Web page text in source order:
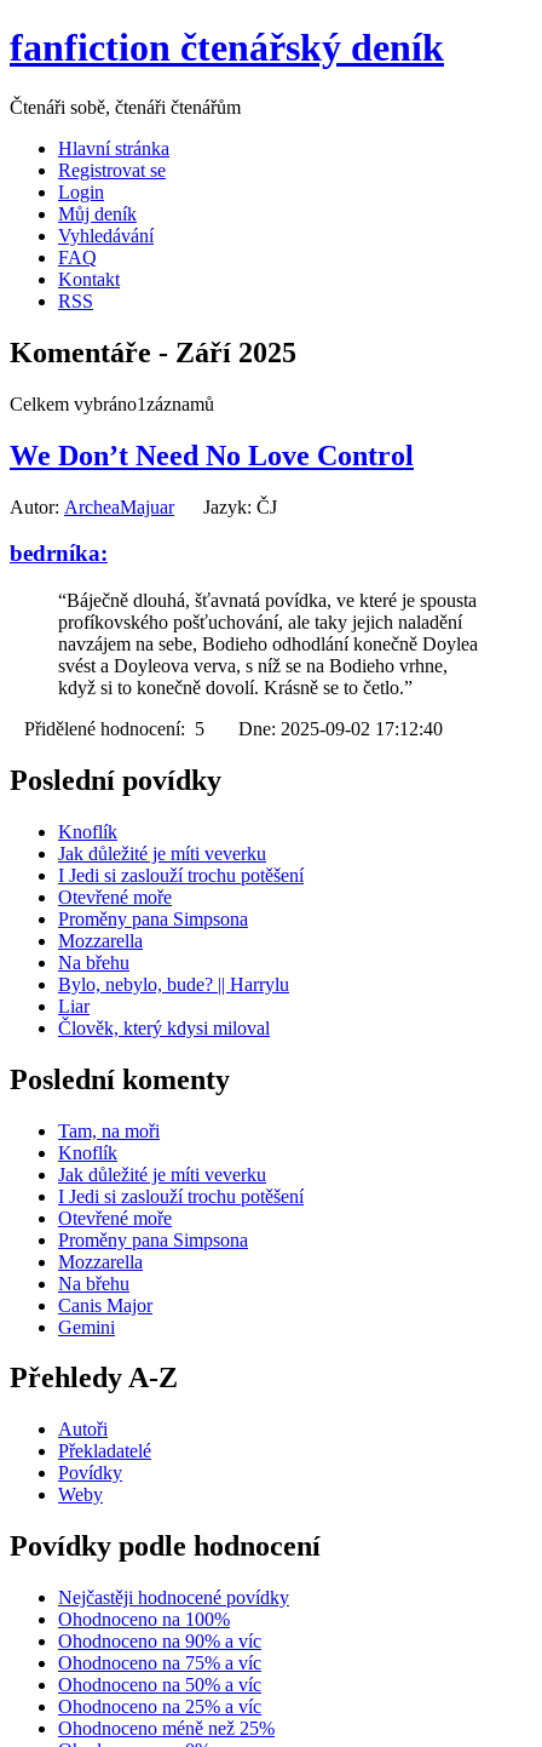
fanfiction čtenářský deník
Čtenáři sobě, čtenáři čtenářům
Hlavní stránka
Registrovat se
Login
Můj deník
Vyhledávání
FAQ
Kontakt
RSS
Komentáře - Září 2025
Celkem vybráno1záznamů
We Don’t Need No Love Control
Autor: ArcheaMajuarJazyk: ČJ
bedrníka:
“Báječně dlouhá, šťavnatá povídka, ve které je spousta
profíkovského pošťuchování, ale taky jejich naladění
navzájem na sebe, Bodieho odhodlání konečně Doylea
svést a Doyleova verva, s níž se na Bodieho vrhne,
když si to konečně dovolí. Krásně se to četlo.”
Přidělené hodnocení: 5 Dne: 2025-09-02 17:12:40
Poslední povídky
Knoflík
Jak důležité je míti veverku
I Jedi si zaslouží trochu potěšení
Otevřené moře
Proměny pana Simpsona
Mozzarella
Na břehu
Bylo, nebylo, bude? || Harrylu
Liar
Člověk, který kdysi miloval
Poslední komenty
Tam, na moři
Knoflík
Jak důležité je míti veverku
I Jedi si zaslouží trochu potěšení
Otevřené moře
Proměny pana Simpsona
Mozzarella
Na břehu
Canis Major
Gemini
Přehledy A-Z
Autoři
Překladatelé
Povídky
Weby
Povídky podle hodnocení
Nejčastěji hodnocené povídky
Ohodnoceno na 100%
Ohodnoceno na 90% a víc
Ohodnoceno na 75% a víc
Ohodnoceno na 50% a víc
Ohodnoceno na 25% a víc
Ohodnoceno méně než 25%